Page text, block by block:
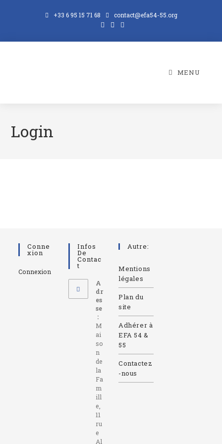
+33 6 95 15 71 68 contact@efa54-55.org
MENU
Login
Conne
Xion
Connexion
Infos
De
Contac
T
A
dr
es
se
:
M
ai
so
n
de
la
Fa
m
ill
e,
11
ru
e
Al
Autre:
Mentions
légales
Plan du
site
Adhérer à
EFA 54 &
55
Contactez
-nous